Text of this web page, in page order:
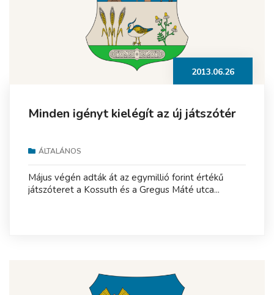
2013.06.26
Minden igényt kielégít az új játszótér
ÁLTALÁNOS
Május végén adták át az egymillió forint értékű
játszóteret a Kossuth és a Gregus Máté utca...